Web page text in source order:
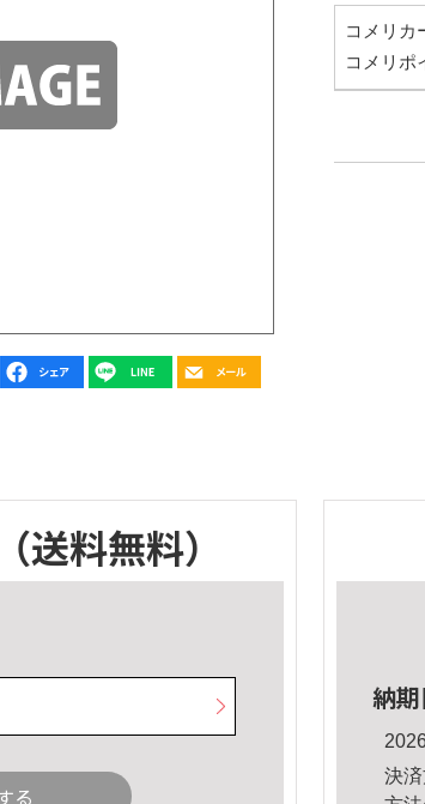
コメリカ
コメリポ
（送料無料）
る
納期
決